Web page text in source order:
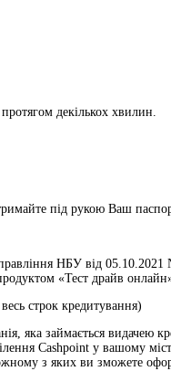
декількох хвилин.
під рукою Ваш
НБУ від
«Тест драйв
строк кредитування)
яка займається
Cashpoint у вашому
з яких ви зможете